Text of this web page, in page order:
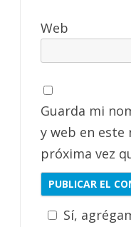
Web
Guarda mi
y web en este
próxima vez
Sí,